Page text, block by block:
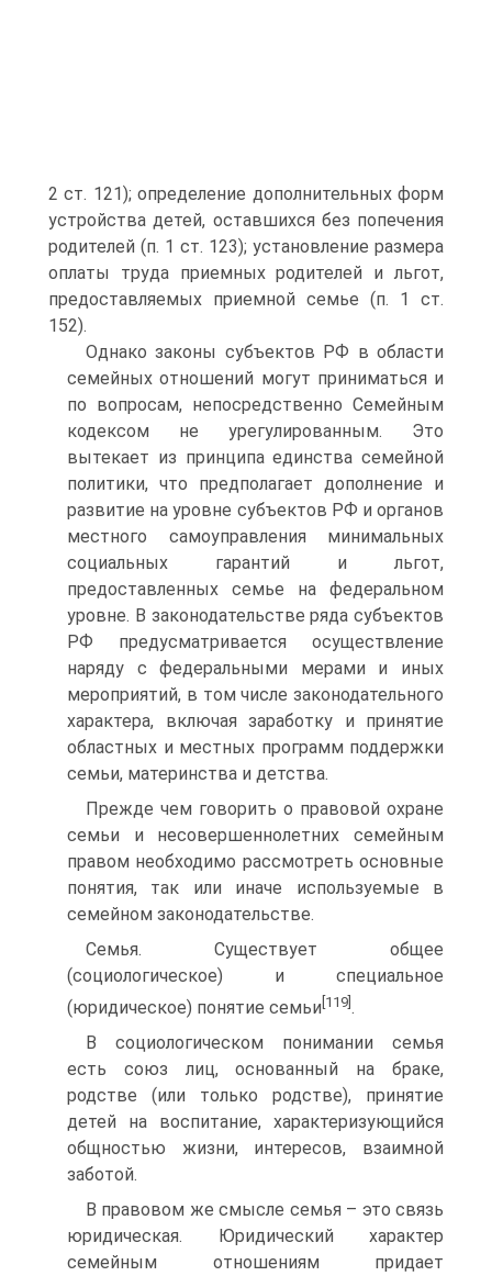
2 ст. 121); определение дополнительных форм
устройства детей, оставшихся без попечения
родителей (п. 1 ст. 123); установление размера
оплаты труда приемных родителей и льгот,
предоставляемых приемной семье (п. 1 ст.
152).
Однако законы субъектов РФ в области
семейных отношений могут приниматься и
по вопросам, непосредственно Семейным
кодексом не урегулированным. Это
вытекает из принципа единства семейной
политики, что предполагает дополнение и
развитие на уровне субъектов РФ и органов
местного самоуправления минимальных
социальных гарантий и льгот,
предоставленных семье на федеральном
уровне. В законодательстве ряда субъектов
РФ предусматривается осуществление
наряду с федеральными мерами и иных
мероприятий, в том числе законодательного
характера, включая заработку и принятие
областных и местных программ поддержки
семьи, материнства и детства.
Прежде чем говорить о правовой охране
семьи и несовершеннолетних семейным
правом необходимо рассмотреть основные
понятия, так или иначе используемые в
семейном законодательстве.
Семья. Существует общее
(социологическое) и специальное
(юридическое) понятие семьи [119].
В социологическом понимании семья
есть союз лиц, основанный на браке,
родстве (или только родстве), принятие
детей на воспитание, характеризующийся
общностью жизни, интересов, взаимной
заботой.
В правовом же смысле семья – это связь
юридическая. Юридический характер
семейным отношениям придает